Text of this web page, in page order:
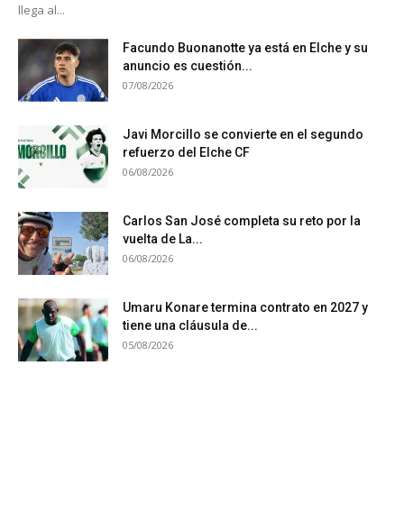
llega al...
Facundo Buonanotte ya está en Elche y su
anuncio es cuestión...
07/08/2026
Javi Morcillo se convierte en el segundo
refuerzo del Elche CF
06/08/2026
Carlos San José completa su reto por la
vuelta de La...
06/08/2026
Umaru Konare termina contrato en 2027 y
tiene una cláusula de...
05/08/2026